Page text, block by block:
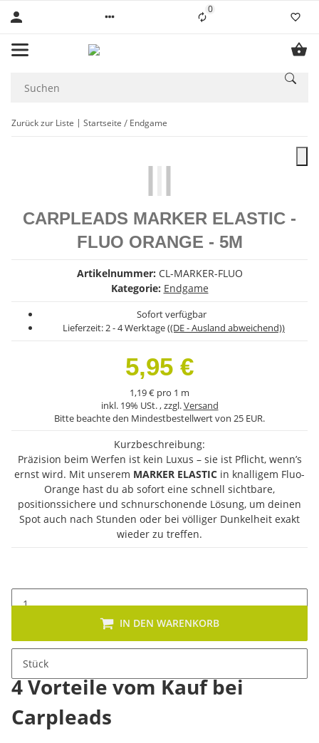
0Liste ist leer
Zurück zur Liste Startseite Endgame
CARPLEADS MARKER ELASTIC -
FLUO ORANGE - 5M
Artikelnummer: CL-MARKER-FLUO
Kategorie: Endgame
Sofort verfügbar
Lieferzeit:2 - 4 Werktage((DE - Ausland abweichend))
5,95 €
1,19 € pro 1 m
inkl. 19% USt. , zzgl.Versand
Bitte beachte den Mindestbestellwert von 25 EUR.
Kurzbeschreibung:
Präzision beim Werfen ist kein Luxus – sie ist Pflicht, wenn’s
ernst wird. Mit unserem MARKER ELASTIC in knalligem Fluo-
Orange hast du ab sofort eine schnell sichtbare,
positionssichere und schnurschonende Lösung, um deinen
Spot auch nach Stunden oder bei völliger Dunkelheit exakt
wieder zu treffen.
Stück
IN DEN WARENKORB
4 Vorteile vom Kauf bei
Carpleads